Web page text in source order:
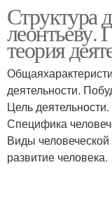
Структура
леонтьеву.
теория
деятельности.
Цель
Специфика
Виды человеческой
развитие человека.